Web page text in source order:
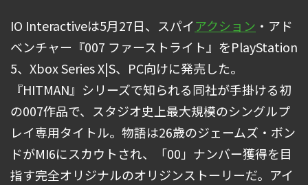
IO Interactiveは5月27日、スパイアクション ・アド
ベンチャー『007 ファーストライト』をPlayStation
5、Xbox Series X|S、PC向けに発売した。
『HITMAN』シリーズで知られる同社が手掛ける初
の007作品で、スタジオ史上最大規模のシングルプ
レイ専用タイトル。物語は26歳のジェームズ・ボン
ドがMI6にスカウトされ、「00」ナンバー獲得を目
指す完全オリジナルのオリジンストーリーだ。アイ